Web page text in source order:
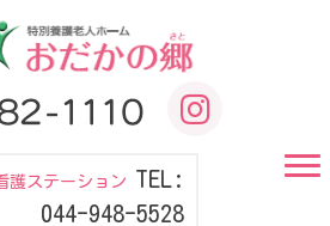
護ステーション TEL:
044-948-5528